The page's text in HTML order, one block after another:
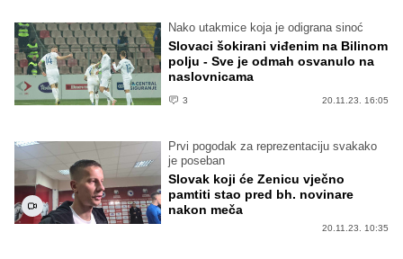
Nako utakmice koja je odigrana sinoć
Slovaci šokirani viđenim na Bilinom
polju - Sve je odmah osvanulo na
naslovnicama
3 20.11.23. 16:05
Prvi pogodak za reprezentaciju svakako
je poseban
Slovak koji će Zenicu vječno
pamtiti stao pred bh. novinare
nakon meča
20.11.23. 10:35